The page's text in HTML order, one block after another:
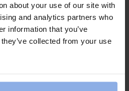
about your use of our site with
and analytics partners who
information that you’ve
collected from your use
Grebbestad
525 212 49